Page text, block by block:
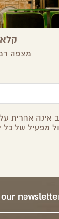
מצפה
אחרית
מפעיל של